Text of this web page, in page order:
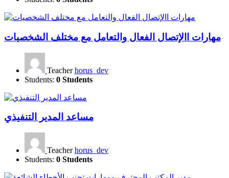
مهارات االإتصال الفعال والتعامل مع مختلف الشخصيات
Teacher horus_dev
Students: 0 Students
مساعد المدير التنفيذي
Teacher horus_dev
Students: 0 Students